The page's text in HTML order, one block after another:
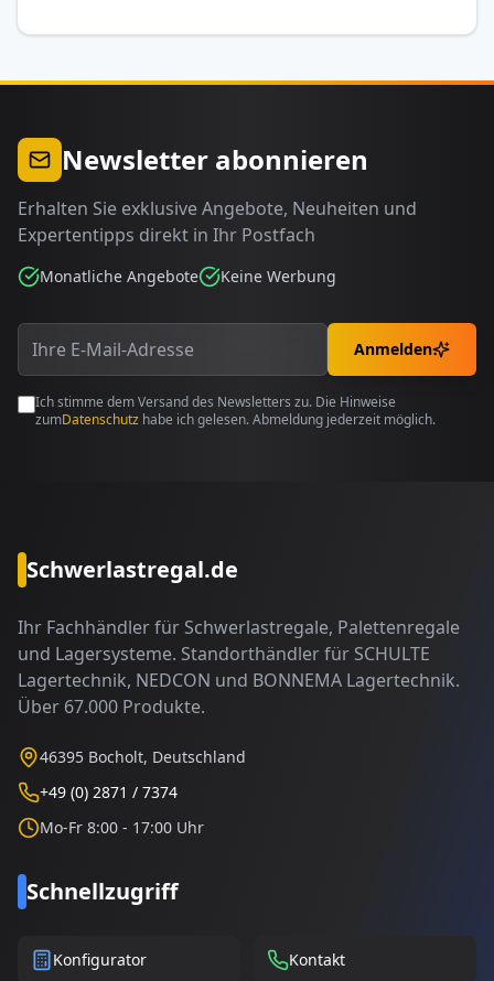
Newsletter abonnieren
Erhalten Sie exklusive Angebote, Neuheiten und
Expertentipps direkt in Ihr Postfach
Monatliche Angebote Keine Werbung
Anmelden
Ich stimme dem Versand des Newsletters zu. Die Hinweise
zumDatenschutz habe ich gelesen. Abmeldung jederzeit möglich.
Schwerlastregal.de
Ihr Fachhändler für Schwerlastregale, Palettenregale
und Lagersysteme. Standorthändler für SCHULTE
Lagertechnik, NEDCON und BONNEMA Lagertechnik.
Über 67.000 Produkte.
46395 Bocholt, Deutschland
+49 (0) 2871 / 7374
Mo-Fr 8:00 - 17:00 Uhr
Schnellzugriff
Konfigurator Kontakt